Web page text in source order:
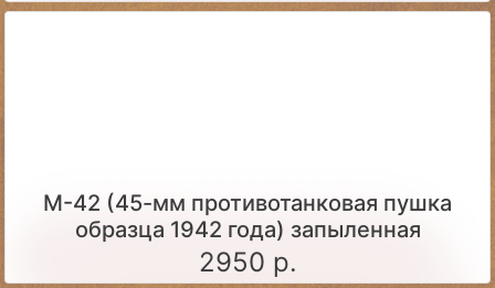
М-42 (45-мм противотанковая пушка
образца 1942 года) запыленная
2950 р.